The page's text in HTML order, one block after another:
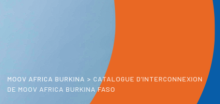
MOOV AFRICA BURKINA > CATALOGUE D’INTERCONNEXION
DE MOOV AFRICA BURKINA FASO